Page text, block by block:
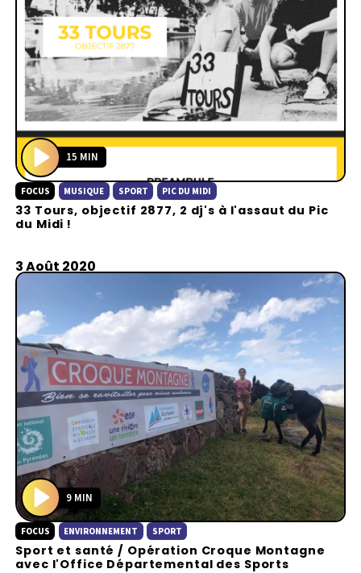
P
l
a
15 MIN
FOCUS MUSIQUE SPORT PIC DU MIDI
33 Tours, objectif 2877, 2 dj's à l'assaut du Pic
du Midi !
3 Août 2020
P
l
a
9 MIN
FOCUS ENVIRONNEMENT SPORT
Sport et santé / Opération Croque Montagne
avec l'Office Départemental des Sports